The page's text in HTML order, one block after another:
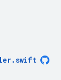
.swift